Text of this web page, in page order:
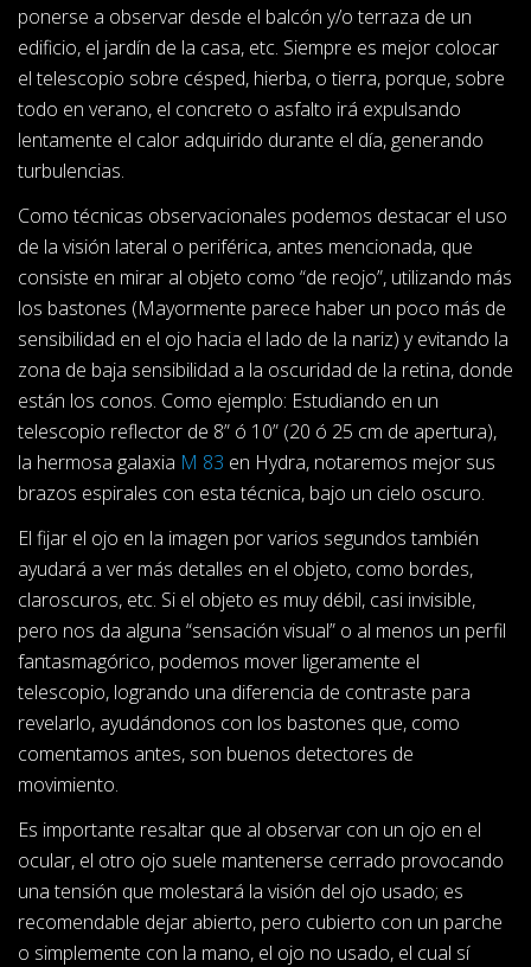
ponerse a observar desde el balcón y/o terraza de un
edificio, el jardín de la casa, etc. Siempre es mejor colocar
el telescopio sobre césped, hierba, o tierra, porque, sobre
todo en verano, el concreto o asfalto irá expulsando
lentamente el calor adquirido durante el día, generando
turbulencias.
Como técnicas observacionales podemos destacar el uso
de la visión lateral o periférica, antes mencionada, que
consiste en mirar al objeto como “de reojo”, utilizando más
los bastones (Mayormente parece haber un poco más de
sensibilidad en el ojo hacia el lado de la nariz) y evitando la
zona de baja sensibilidad a la oscuridad de la retina, donde
están los conos. Como ejemplo: Estudiando en un
telescopio reflector de 8” ó 10” (20 ó 25 cm de apertura),
la hermosa galaxia M 83 en Hydra, notaremos mejor sus
brazos espirales con esta técnica, bajo un cielo oscuro.
El fijar el ojo en la imagen por varios segundos también
ayudará a ver más detalles en el objeto, como bordes,
claroscuros, etc. Si el objeto es muy débil, casi invisible,
pero nos da alguna “sensación visual” o al menos un perfil
fantasmagórico, podemos mover ligeramente el
telescopio, logrando una diferencia de contraste para
revelarlo, ayudándonos con los bastones que, como
comentamos antes, son buenos detectores de
movimiento.
Es importante resaltar que al observar con un ojo en el
ocular, el otro ojo suele mantenerse cerrado provocando
una tensión que molestará la visión del ojo usado; es
recomendable dejar abierto, pero cubierto con un parche
o simplemente con la mano, el ojo no usado, el cual sí